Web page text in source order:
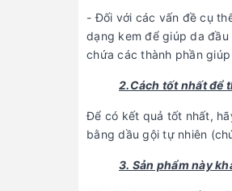
- Đối với các vấn đề cụ
dạng kem để giúp da
chứa các thành phần
2.Cách tốt nhất để
Để có kết quả tốt nhất,
bằng dầu gội tự nhiên
3. Sản phẩm này